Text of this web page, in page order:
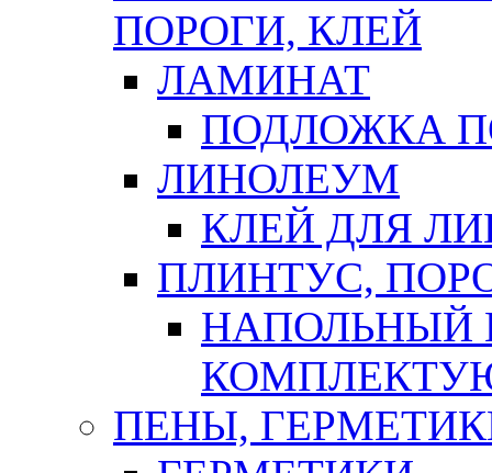
ПОРОГИ, КЛЕЙ
ЛАМИНАТ
ПОДЛОЖКА
ЛИНОЛЕУМ
КЛЕЙ ДЛЯ
ПЛИНТУС,
НАПОЛЬНЫЙ
ПЕНЫ,